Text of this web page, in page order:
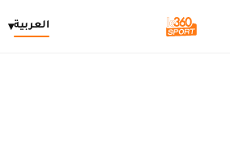
العربية▾